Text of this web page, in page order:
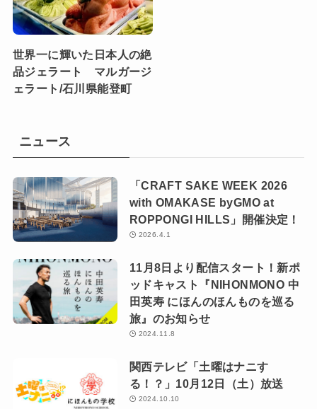
世界一に輝いた日本人の絶
品ジェラート マルガージ
ェラート/石川県能登町
ニュース
「CRAFT SAKE WEEK 2026
with OMAKASE byGMO at
ROPPONGI HILLS」開催決定！
2026.4.1
11月8日より配信スタート！新ポ
ッドキャスト『NIHONMONO 中
田英寿 にほんのほんものを巡る
旅』のお知らせ
2024.11.8
関西テレビ「土曜はナニす
る！？」10月12日（土）放送
2024.10.10